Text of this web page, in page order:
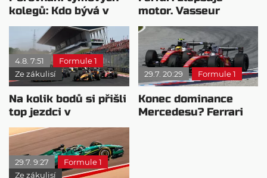
kolegů: Kdo bývá v
sobotu nejrychlejší?
motor. Vasseur
chystá útok na
Mercedes
4.8. 7:51
Formule 1
Ze zákulisí
Na kolik bodů si přišli
top jezdci v
posledních 4
závodech?
29.7. 20:29 Formule 1
Konec dominance
Mercedesu? Ferrari
29.7. 9:27
Formule 1
Ze zákulisí